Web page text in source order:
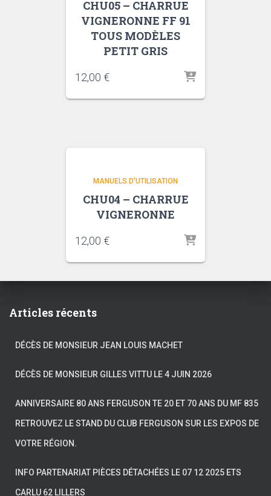
CHU05 – CHARRUE
VIGNERONNE FF 91
TOUS MODÈLES
PETIT GRIS
12,00 €
MANUELS D'UTILISATION
CHU04 – CHARRUE
VIGNERONNE
12,00 €
Articles récents
DÉCÈS DE MONSIEUR JEAN LOUIS MACHET
DÉCÈS DE MONSIEUR GILLES VITTU LE 4 JUIN 2026
ANNIVERSAIRE 80 ANS FERGUSON TE 20 ET 70 ANS DU MF 835
RETROUVEZ LE STAND DU CLUB FERGUSON SUR LES EXPOS DE
VOTRE RÉGION.
INFO PARTENARIAT PIÈCES DÉTACHÉES LE 07 12 2025 ETS
CARLU 62 LILLERS